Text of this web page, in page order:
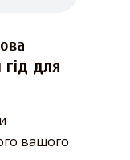
гід для
вашого